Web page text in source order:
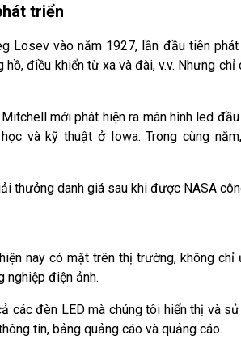
triển
Losev vào năm 1927, lần đầu tiên
điều khiển từ xa và đài, v.v. Nhưng
mới phát hiện ra màn hình led
và kỹ thuật ở Iowa. Trong cùng
thưởng danh giá sau khi được NASA
nay có mặt trên thị trường, không
nghiệp điện ảnh.
các đèn LED mà chúng tôi hiển thị và
tin, bảng quảng cáo và quảng cáo.